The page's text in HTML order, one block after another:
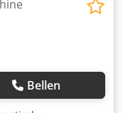
Bellen